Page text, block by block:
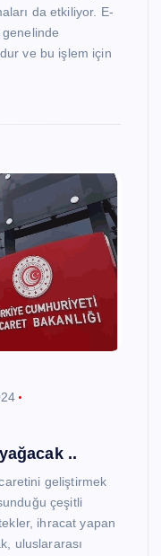
da etkiliyor. E-
ve bu işlem için
..
geliştirmek
çeşitli
ihracat yapan
uluslararası